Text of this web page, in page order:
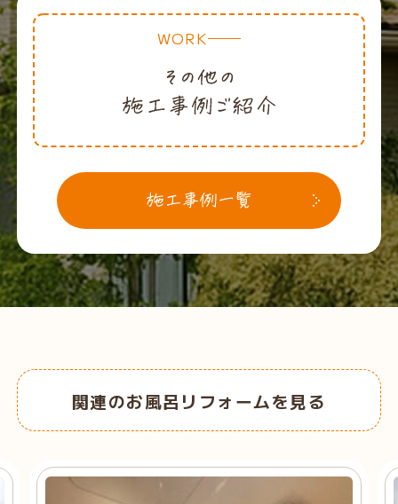
WORK
関連のお風呂リフォームを見る